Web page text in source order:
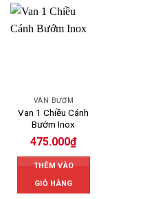
VAN BƯỚM
Van 1 Chiều Cánh
Bướm Inox
475.000₫
THÊM VÀO
GIỎ HÀNG